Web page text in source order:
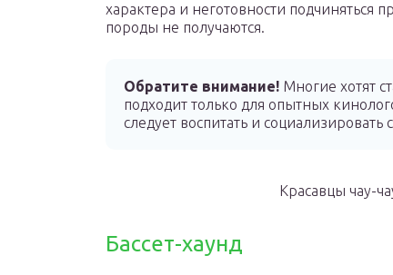
характера и неготовности подчиняться
породы не получаются.
Обратите внимание! Многие хотят
подходит только для опытных
следует воспитать и социализировать
Красавцы чау-
Бассет-хаунд